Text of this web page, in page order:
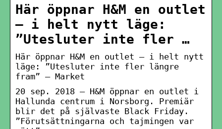
Här öppnar H&M en outlet
– i helt nytt läge:
”Utesluter inte fler …
Här öppnar H&M en outlet – i helt nytt
läge: ”Utesluter inte fler längre
fram” – Market
20 sep. 2018 — H&M öppnar en outlet i
Hallunda centrum i Norsborg. Premiär
blir det på självaste Black Friday.
”Förutsättningarna och tajmingen var